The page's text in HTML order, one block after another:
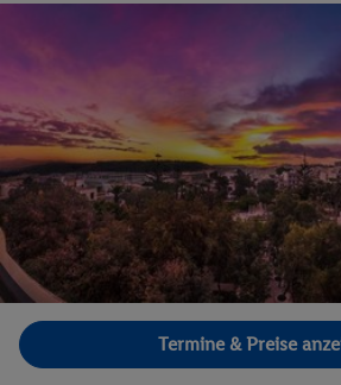
Bild 1 von 100.
Termine & Preise